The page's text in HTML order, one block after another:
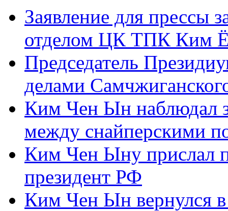
Заявление для прессы
отделом ЦК ТПК Ким
Председатель
делами
Ким Чен Ын наблюдал
между снайперскими
Ким Чен Ыну прислал
президент РФ
Ким Чен Ын вернулся